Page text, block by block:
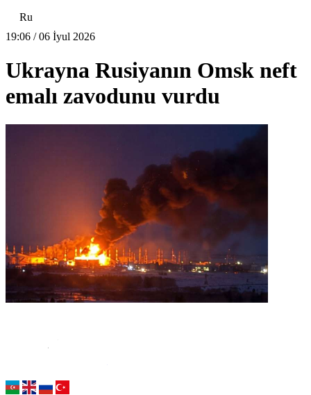
Ru
19:06 / 06 İyul 2026
Ukrayna Rusiyanın Omsk neft
emalı zavodunu vurdu